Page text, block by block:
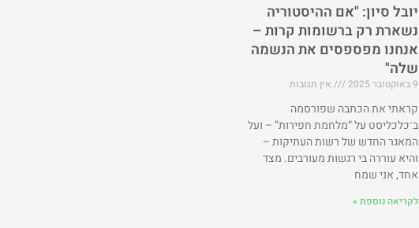
יובל סיון: "אם ההיסטוריה
נשארת רק ברשומות קרות –
אנחנו מפספסים את הנשמה
שלה"
9 באוקטובר 2025 אין תגובות
קראתי את הכתבה שפורסמה
ב־כלכליסט על “מלחמת חפירות” – ועל
המאגר החדש של רשות העתיקות –
והיא עוררה בי רגשות מעורבים. מצד
אחד, אני שמח
לקריאה נוספת »